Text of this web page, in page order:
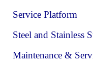
Service Platform
Steel and Stainless
Maintenance &